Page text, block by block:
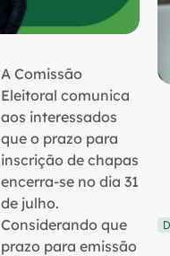
A Comissão
Eleitoral comunica
aos interessados
que o prazo para
inscrição de chapas
encerra-se no dia 31
de julho.
Considerando que
prazo para emissão